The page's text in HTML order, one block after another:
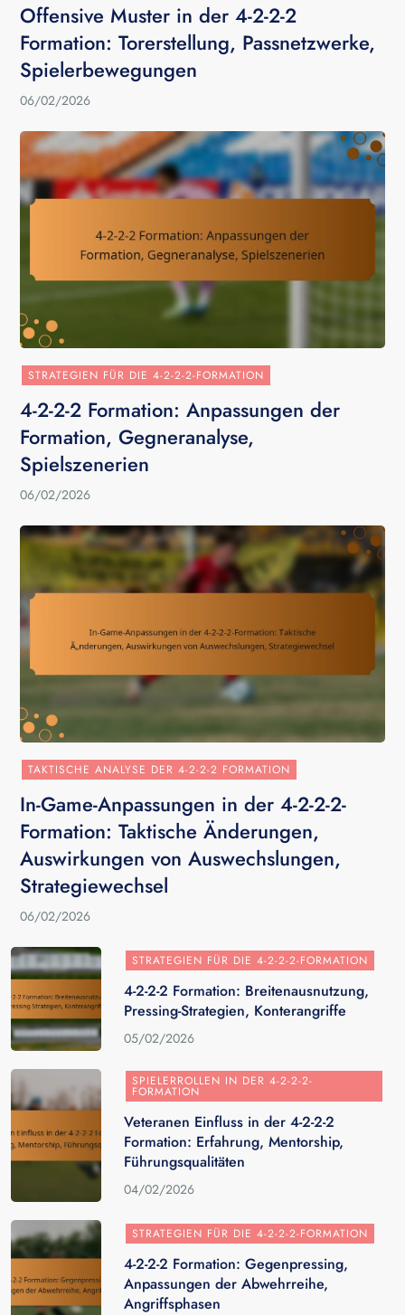
Offensive Muster in der 4-2-2-2
Formation: Torerstellung, Passnetzwerke,
Spielerbewegungen
06/02/2026
STRATEGIEN FÜR DIE 4-2-2-2-FORMATION
4-2-2-2 Formation: Anpassungen der
Formation, Gegneranalyse,
Spielszenerien
06/02/2026
TAKTISCHE ANALYSE DER 4-2-2-2 FORMATION
In-Game-Anpassungen in der 4-2-2-2-
Formation: Taktische Änderungen,
Auswirkungen von Auswechslungen,
Strategiewechsel
06/02/2026
STRATEGIEN FÜR DIE 4-2-2-2-FORMATION
4-2-2-2 Formation: Breitenausnutzung,
Pressing-Strategien, Konterangriffe
05/02/2026
SPIELERROLLEN IN DER 4-2-2-2-
FORMATION
Veteranen Einfluss in der 4-2-2-2
Formation: Erfahrung, Mentorship,
Führungsqualitäten
04/02/2026
STRATEGIEN FÜR DIE 4-2-2-2-FORMATION
4-2-2-2 Formation: Gegenpressing,
Anpassungen der Abwehrreihe,
Angriffsphasen